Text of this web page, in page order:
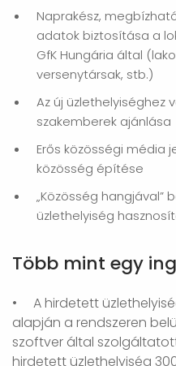
Naprakész,
adatok biztosítása a
GfK Hungária által
versenytársak, stb.)
Az új üzlethelyiséghez
szakemberek ajánlása
Erős közösségi média
közösség építése
„Közösség hangjával”
üzlethelyiség
Több mint egy
• A hirdetett
alapján a rendszeren
szoftver által
hirdetett üzlethelyiség